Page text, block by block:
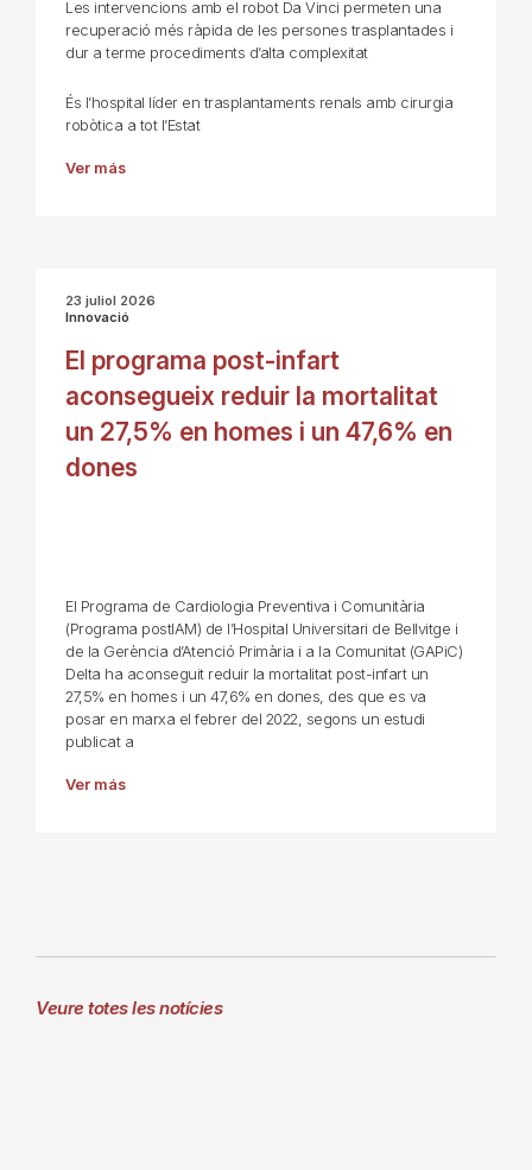
Les intervencions amb el robot Da Vinci permeten una
recuperació més ràpida de les persones trasplantades i
dur a terme procediments d’alta complexitat
És l’hospital líder en trasplantaments renals amb cirurgia
robòtica a tot l’Estat
Ver más
23 juliol 2026
Innovació
El programa post-infart
aconsegueix reduir la mortalitat
un 27,5% en homes i un 47,6% en
dones
El Programa de Cardiologia Preventiva i Comunitària
(Programa postIAM) de l’Hospital Universitari de Bellvitge i
de la Gerència d’Atenció Primària i a la Comunitat (GAPiC)
Delta ha aconseguit reduir la mortalitat post-infart un
27,5% en homes i un 47,6% en dones, des que es va
posar en marxa el febrer del 2022, segons un estudi
publicat a
Ver más
Veure totes les notícies